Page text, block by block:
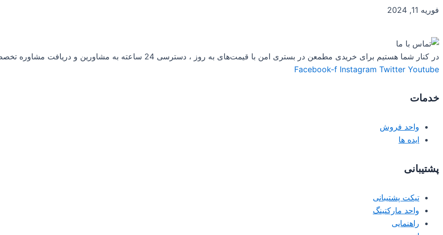
فوریه 11, 2024
در کنار شما هستیم برای خریدی مطمعن در بستری امن با قیمت‌های به روز ، دسترسی 24 ساعته به مشاورین و دریافت مشاوره تخصصی ، محتوای باکیفیت از محصولات ، مشخصات فنی دقیق
Facebook-f Instagram Twitter Youtube
خدمات
واحد فروش
ایده ها
پشتیبانی
تیکت پشتیبانی
واحد مارکتینگ
راهنمایی